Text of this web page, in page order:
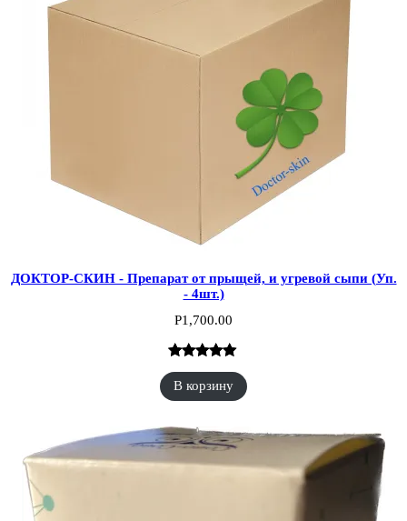
ДОКТОР-СКИН - Препарат от прыщей, и угревой сыпи (Уп.
- 4шт.)
Р1,700.00
Рейтинг
5.00из 5 на
опроса
1
пользователя
В корзину